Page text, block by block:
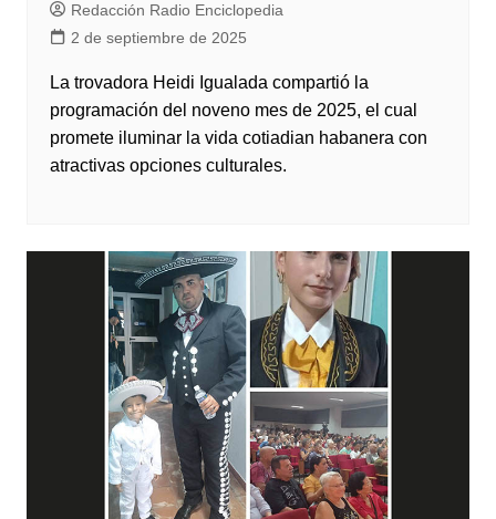
Redacción Radio Enciclopedia
2 de septiembre de 2025
La trovadora Heidi Igualada compartió la
programación del noveno mes de 2025, el cual
promete iluminar la vida cotiadian habanera con
atractivas opciones culturales.